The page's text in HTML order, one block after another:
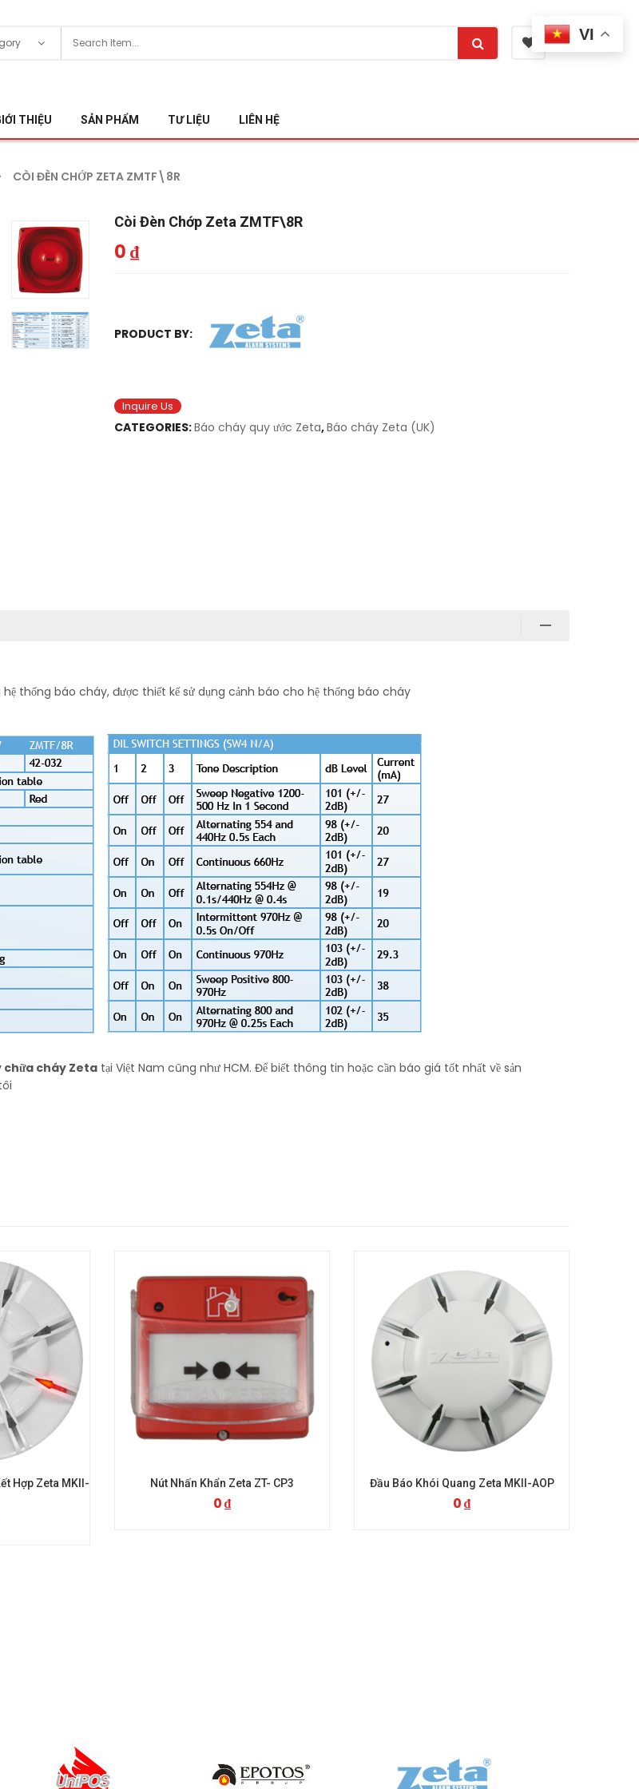
THIỆU SẢN PHẨM TƯ LIỆU LIÊN HỆ
CÒI ĐÈN CHỚP ZETA ZMTF\8R
Còi Đèn Chớp Zeta ZMTF\8R
0₫
PRODUCT BY:
Inquire Us
CATEGORIES:Báo cháy quy ước Zeta,Báo cháy Zeta (UK)
thống báo cháy, được thiết kế sử dụng cảnh báo cho hệ thống báo cháy
chữa cháy Zeta tại Việt Nam cũng như HCM. Để biết thông tin hoặc cần báo giá tốt nhất về sản
Nút Nhấn Khẩn Zeta ZT- CP3 Đầu Báo Khói Quang Zeta MKII-AOP Module Giám Sát ZAI-MI
VI